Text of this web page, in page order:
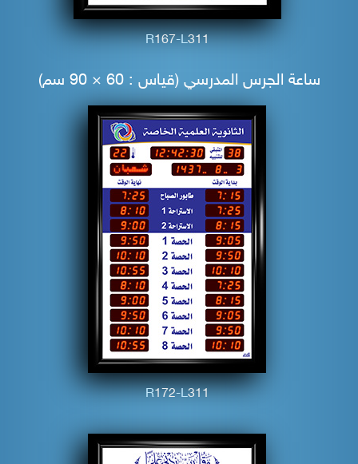
R167-L311
ساعة الجرس المدرسي (قياس : 60 × 90 سم)
R172-L311